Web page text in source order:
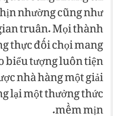
nhường cũng như
truân. Mọi thành
thực đối chọi mang
tượng luôn tiện
nhà hàng một giải
lại một thưởng thức